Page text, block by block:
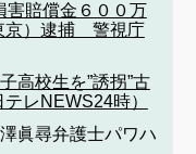
害賠償金６００万
京）逮捕 警視庁
高校生を”誘拐”古
レNEWS24時）
眞尋弁護士パワハ